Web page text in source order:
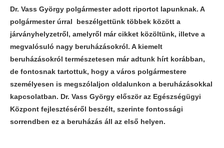
Dr. Vass György polgármester adott riportot lapunknak. A
polgármester úrral beszélgettünk többek között a
járványhelyzetről, amelyről már cikket közöltünk, illetve a
megvalósuló nagy beruházásokról. A kiemelt
beruházásokról természetesen már adtunk hírt korábban,
de fontosnak tartottuk, hogy a város polgármestere
személyesen is megszólaljon oldalunkon a beruházásokkal
kapcsolatban. Dr. Vass György először az Egészségügyi
Központ fejlesztéséről beszélt, szerinte fontossági
sorrendben ez a beruházás áll az első helyen.